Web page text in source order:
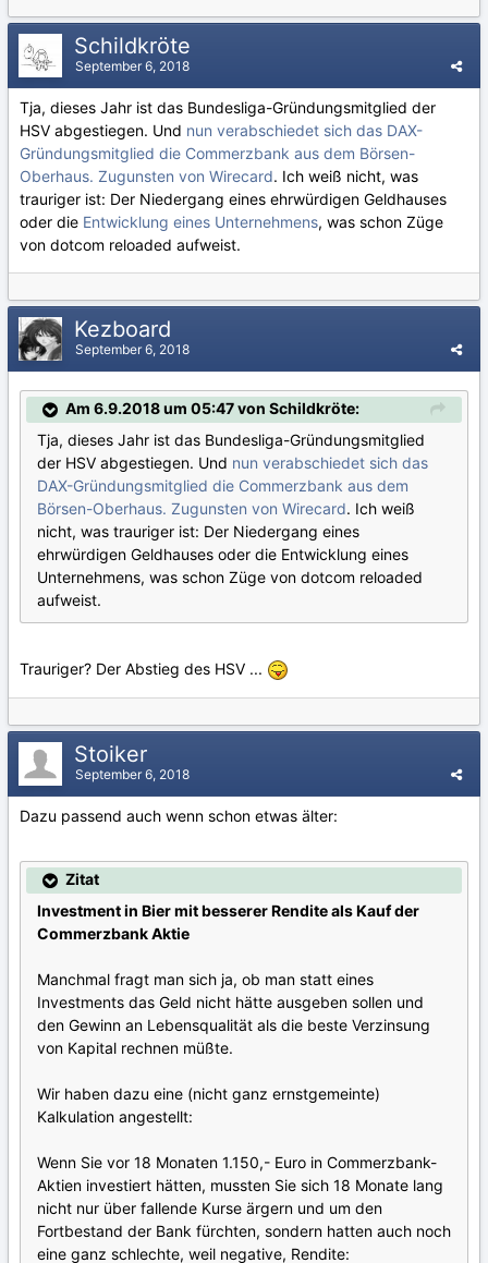
Schildkröte
September 6, 2018
Tja, dieses Jahr ist das Bundesliga-Gründungsmitglied der
HSV abgestiegen. Und nun verabschiedet sich das DAX-
Gründungsmitglied die Commerzbank aus dem Börsen-
Oberhaus. Zugunsten von Wirecard. Ich weiß nicht, was
trauriger ist: Der Niedergang eines ehrwürdigen Geldhauses
oder die Entwicklung eines Unternehmens, was schon Züge
von dotcom reloaded aufweist.
Kezboard
September 6, 2018
Am 6.9.2018 um 05:47 von Schildkröte:
Tja, dieses Jahr ist das Bundesliga-Gründungsmitglied
der HSV abgestiegen. Und nun verabschiedet sich das
DAX-Gründungsmitglied die Commerzbank aus dem
Börsen-Oberhaus. Zugunsten von Wirecard. Ich weiß
nicht, was trauriger ist: Der Niedergang eines
ehrwürdigen Geldhauses oder die Entwicklung eines
Unternehmens, was schon Züge von dotcom reloaded
aufweist.
Trauriger? Der Abstieg des HSV ...
Stoiker
September 6, 2018
Dazu passend auch wenn schon etwas älter:
Zitat
Investment in Bier mit besserer Rendite als Kauf der
Commerzbank Aktie
Manchmal fragt man sich ja, ob man statt eines
Investments das Geld nicht hätte ausgeben sollen und
den Gewinn an Lebensqualität als die beste Verzinsung
von Kapital rechnen müßte.
Wir haben dazu eine (nicht ganz ernstgemeinte)
Kalkulation angestellt:
Wenn Sie vor 18 Monaten 1.150,- Euro in Commerzbank-
Aktien investiert hätten, mussten Sie sich 18 Monate lang
nicht nur über fallende Kurse ärgern und um den
Fortbestand der Bank fürchten, sondern hatten auch noch
eine ganz schlechte, weil negative, Rendite: